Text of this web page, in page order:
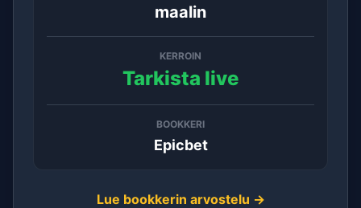
maalin
KERROIN
Tarkista live
BOOKKERI
Epicbet
Lue bookkerin arvostelu →